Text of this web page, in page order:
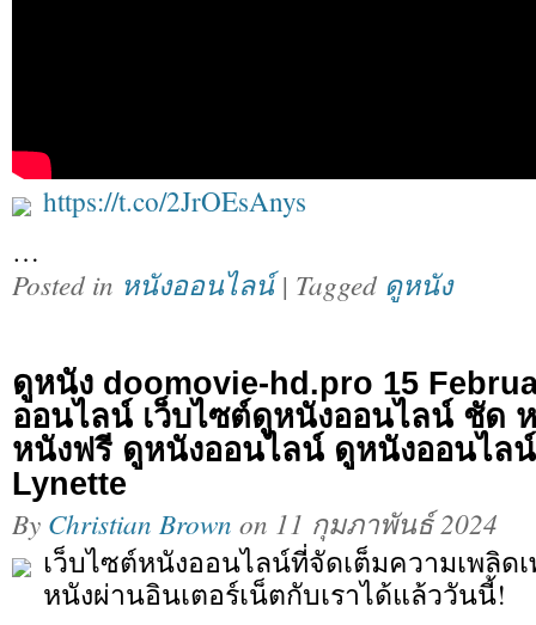
https://t.co/2JrOEsAnys
…
Posted in หนังออนไลน์ | Tagged ดูหนัง
ดูหนัง doomovie-hd.pro 15
ออนไลน์ เว็บไซต์ดูหนังออนไลน์ ชัด
หนังฟรี ดูหนังออนไลน์ ดูหนังออนไล
Lynette
By Christian Brown on 11 กุมภาพันธ์ 2024
เว็บไซต์หนังออนไลน์ที่จัดเต็มความเพลิด
หนังผ่านอินเตอร์เน็ตกับเราได้แล้ววันนี้!